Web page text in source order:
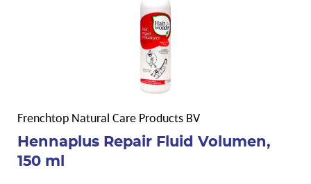
Frenchtop Natural Care Products BV
Hennaplus Repair Fluid Volumen,
150 ml